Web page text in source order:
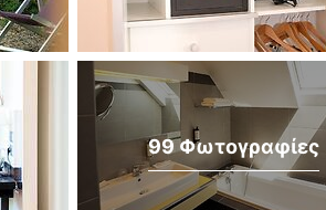
99 Φωτογραφίες